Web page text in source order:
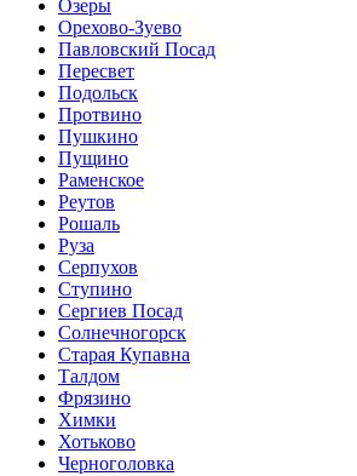
Озеры
Орехово-Зуево
Павловский Посад
Пересвет
Подольск
Протвино
Пушкино
Пущино
Раменское
Реутов
Рошаль
Руза
Серпухов
Ступино
Сергиев Посад
Солнечногорск
Старая Купавна
Талдом
Фрязино
Химки
Хотьково
Черноголовка